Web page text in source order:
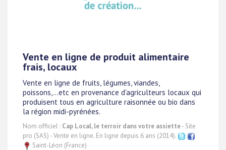
Vente en ligne de produit alimentaire
frais, locaux
Vente en ligne de fruits, légumes, viandes,
poissons,...etc en provenance d'agriculteurs locaux qui
produisent tous en agriculture raisonnée ou bio dans
la région midi-pyrénées.
Nom officiel : Cap Local, le terroir dans votre assiette- Site
pro (SAS) - Vente en ligne. En ligne depuis 6 ans (2014).
Saint-Léon (France)